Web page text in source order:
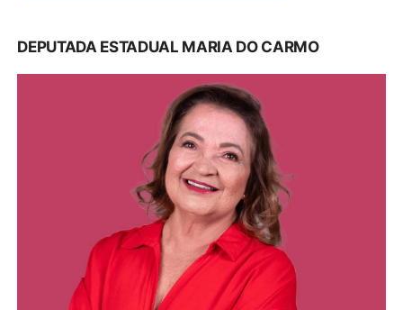
DEPUTADA ESTADUAL MARIA DO CARMO